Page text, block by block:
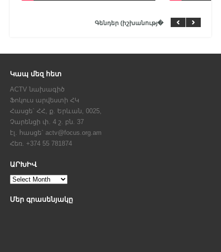
Գենդեր (իշխանությ�
Կապ մեզ հետ
ACTV նախագիծ
Ֆոկուս արվեստի ՀԿ
Հասցե` ՀՀ, ք. Երևան, 0025,
Չարենցի փ. 4 շ. բն. 37
էլ. հասցե` actv@focus.org.am
Հեռ. +374 55 781874
ԱՐԽԻՎ
Մեր գրասենյակը